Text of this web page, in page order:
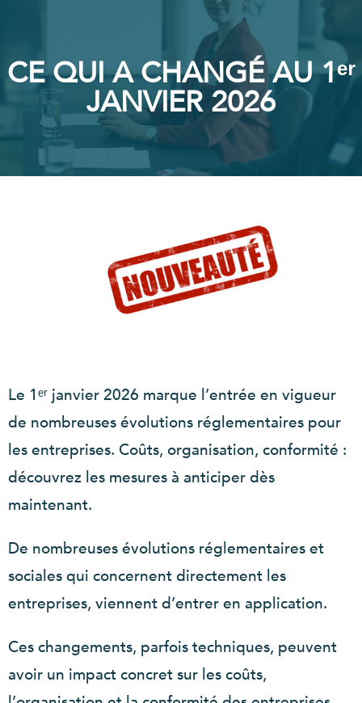
CE QUI A CHANGÉ AU 1ᵉʳ
JANVIER 2026
Le 1ᵉʳ janvier 2026 marque l’entrée en vigueur
de nombreuses évolutions réglementaires pour
les entreprises. Coûts, organisation, conformité :
découvrez les mesures à anticiper dès
maintenant.
De nombreuses évolutions réglementaires et
sociales qui concernent directement les
entreprises, viennent d’entrer en application.
Ces changements, parfois techniques, peuvent
avoir un impact concret sur les coûts,